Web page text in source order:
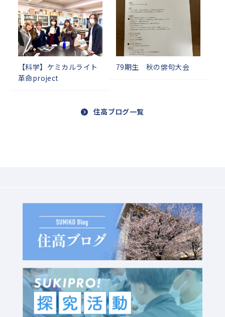
【科学】ケミカルライト
革命project
79期生 秋の俳句大会
住高ブログ一覧